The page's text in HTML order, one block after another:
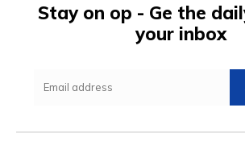
Stay on op - Ge the
your inbox